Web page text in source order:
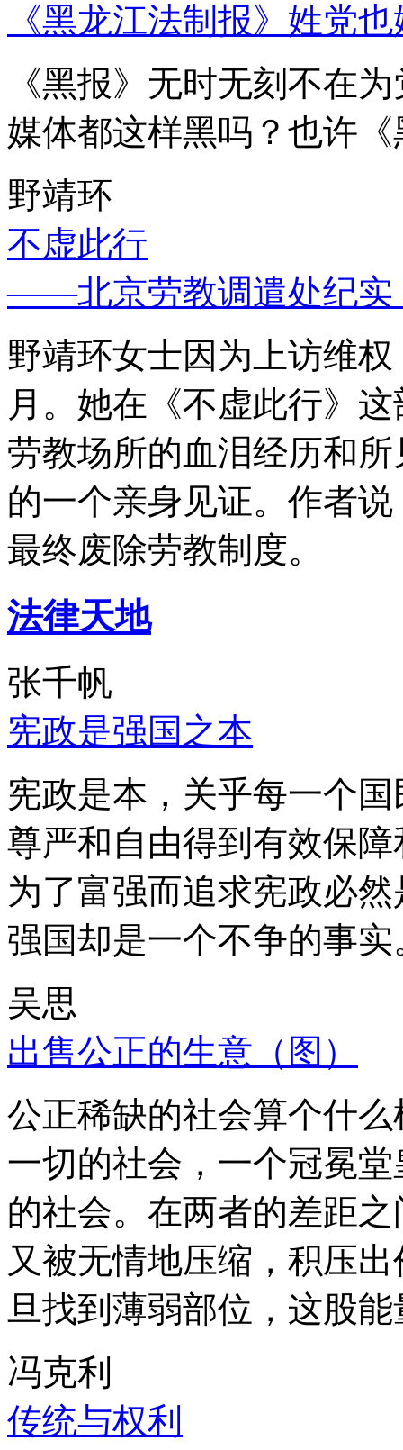
《黑龙江法制报》姓党
《黑报》无时无刻不在
媒体都这样黑吗？也许
野靖环
不虚此行
——北京劳教调遣处纪实
野靖环女士因为上访维
月。她在《不虚此行》
劳教场所的血泪经历和
的一个亲身见证。作者
最终废除劳教制度。
法律天地
张千帆
宪政是强国之本
宪政是本，关乎每一个
尊严和自由得到有效保
为了富强而追求宪政必
强国却是一个不争的事实
吴思
出售公正的生意（图）
公正稀缺的社会算个什
一切的社会，一个冠冕
的社会。在两者的差距
又被无情地压缩，积压
旦找到薄弱部位，这股
冯克利
传统与权利